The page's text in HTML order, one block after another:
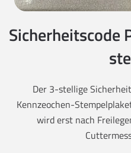
Sicherheitscode
Der 3-stellige
Kennzeochen-
wird erst nach